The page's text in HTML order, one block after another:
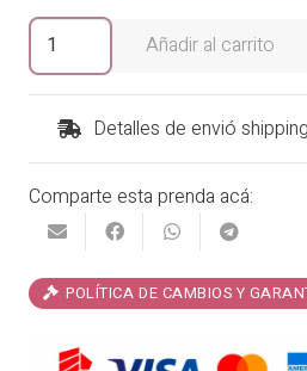
era:
Blusa
Mezclilla
Loredana
cantidad
Añadir al carrito
Detalles de envió shipping
Comparte esta prenda acá:
POLÍTICA DE CAMBIOS Y